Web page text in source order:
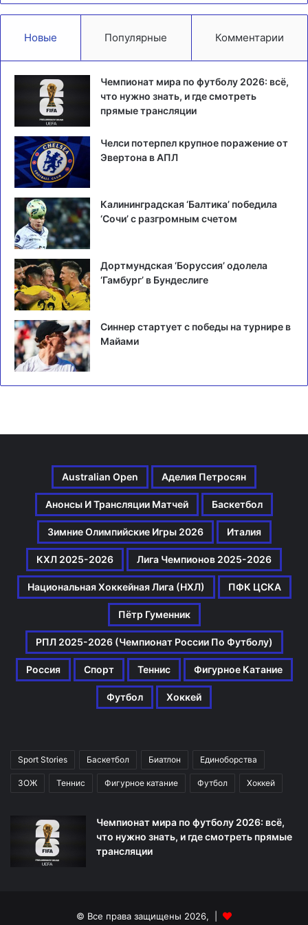
Новые Популярные Комментарии
Чемпионат мира по футболу 2026: всё,
что нужно знать, и где смотреть
прямые трансляции
Челси потерпел крупное поражение от
Эвертона в АПЛ
Калининградская ‘Балтика’ победила
‘Сочи’ с разгромным счетом
Дортмундская ‘Боруссия’ одолела
‘Гамбург’ в Бундеслиге
Синнер стартует с победы на турнире в
Майами
Australian Open Аделия Петросян
Анонсы И Трансляции Матчей Баскетбол
Зимние Олимпийские Игры 2026 Италия
КХЛ 2025-2026 Лига Чемпионов 2025-2026
Национальная Хоккейная Лига (НХЛ) ПФК ЦСКА
Пётр Гуменник
РПЛ 2025-2026 (Чемпионат России По Футболу)
Россия Спорт Теннис Фигурное Катание
Футбол Хоккей
Sport Stories Баскетбол Биатлон Единоборства
ЗОЖ Теннис Фигурное катание Футбол Хоккей
Чемпионат мира по футболу 2026: всё,
что нужно знать, и где смотреть прямые
трансляции
© Все права защищены 2026, |